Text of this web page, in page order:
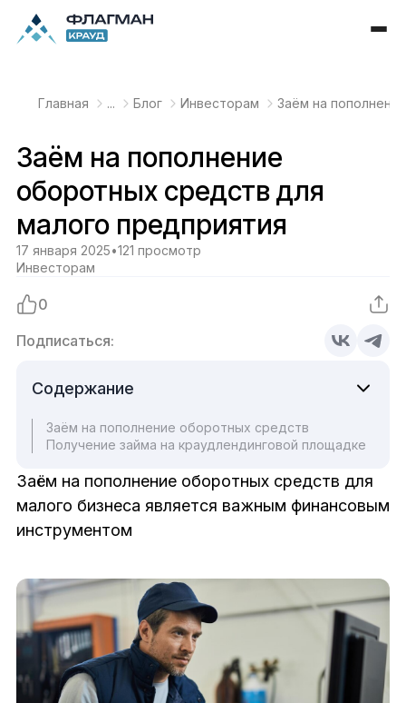
Главная ... Блог Инвесторам Заём на
Заём на пополнение
оборотных средств для
малого предприятия
17 января 2025•121 просмотр
Инвесторам
0
Подписаться:
Содержание
Заём на пополнение оборотных средств
Получение займа на краудлендинговой площадке
Заём на пополнение оборотных средств для
малого бизнеса является важным финансовым
инструментом